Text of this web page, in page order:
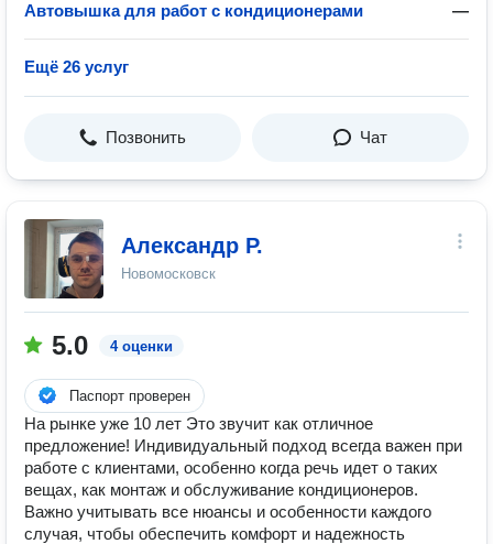
Автовышка для работ с кондиционерами —
Ещё 26 услуг
Позвонить Чат
Александр Р.
Новомосковск
5.0 4 оценки
Паспорт проверен
На рынке уже 10 лет Это звучит как отличное
предложение! Индивидуальный подход всегда важен при
работе с клиентами, особенно когда речь идет о таких
вещах, как монтаж и обслуживание кондиционеров.
Важно учитывать все нюансы и особенности каждого
случая, чтобы обеспечить комфорт и надежность